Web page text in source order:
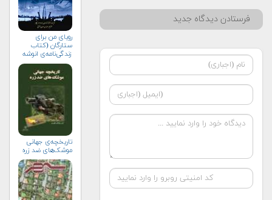
فرستادن دیدگاه جدید
رویای من برای
ستارگان (کتاب
زندگی‌نامه‌ی انوشه
انصاری)
تاریخچه‌ی جهانی
موشک‌های ضد زره